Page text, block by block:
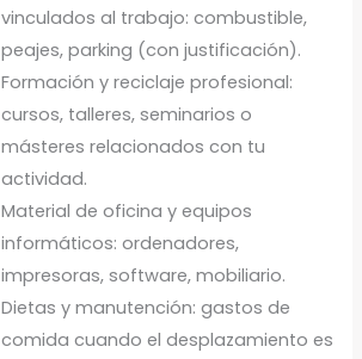
vinculados al trabajo: combustible,
peajes, parking (con justificación).
Formación y reciclaje profesional:
cursos, talleres, seminarios o
másteres relacionados con tu
actividad.
Material de oficina y equipos
informáticos: ordenadores,
impresoras, software, mobiliario.
Dietas y manutención: gastos de
comida cuando el desplazamiento es